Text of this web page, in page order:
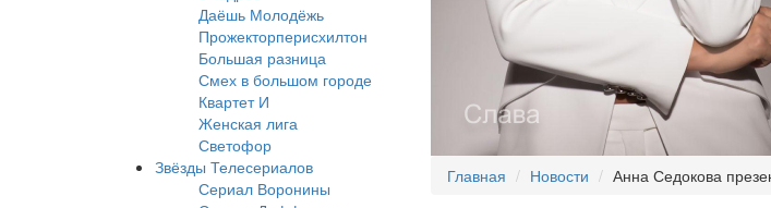
Даёшь Молодёжь
Прожекторперисхилтон
Большая разница
Смех в большом городе
Квартет И
Женская лига
Светофор
Звёзды Телесериалов
Сериал Воронины
Главная Новости Анна Седокова